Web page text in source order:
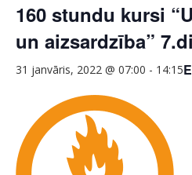
160 stundu kursi
un aizsardzība”
31 janvāris, 2022 @ 07:00 - 14:15